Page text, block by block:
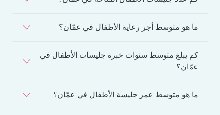
ما هو متوسط أجر رعاية الأطفال في عمّان؟
كم يبلغ متوسط سنوات خبرة جليسات الأطفال في
عمّان؟
ما هو متوسط عمر جليسة الأطفال في عمّان؟